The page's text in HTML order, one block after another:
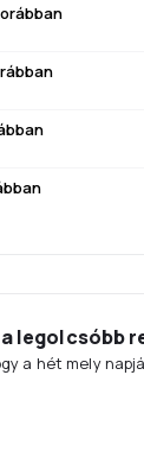
legolcsóbb
a hét mely